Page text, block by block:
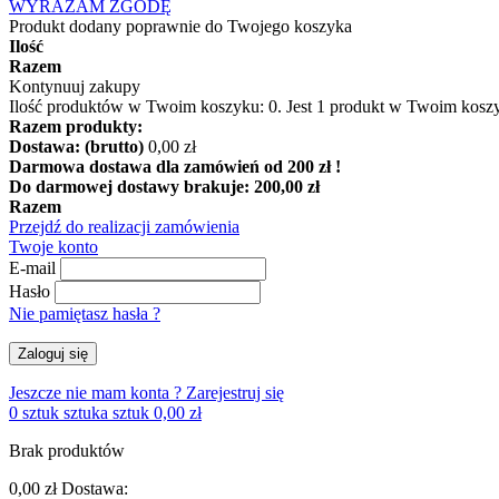
WYRAŻAM ZGODĘ
Produkt dodany poprawnie do Twojego koszyka
Ilość
Razem
Kontynuuj zakupy
Ilość produktów w Twoim koszyku: 0. Jest 1 produkt w Twoim
Razem produkty:
Dostawa: (brutto) 0,00 zł
Darmowa dostawa dla zamówień od 200 zł !
Do darmowej dostawy brakuje: 200,00 zł
Razem
Przejdź do realizacji zamówienia
Twoje konto
E-mail
Hasło
Nie pamiętasz hasła ?
Zaloguj się
Jeszcze nie mam konta ? Zarejestruj się
0 sztuk sztuka sztuk 0,00 zł
Brak produktów
0,00 złDostawa: